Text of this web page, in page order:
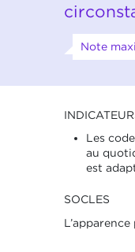
Note
Les
au
est
SOCLES